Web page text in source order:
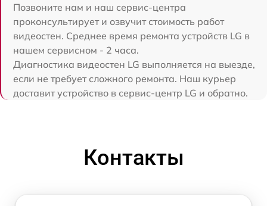
Позвоните нам и наш сервис-центра
проконсультирует и озвучит стоимость работ
видеостен. Среднее время ремонта устройств LG в
нашем сервисном - 2 часа.
Диагностика видеостен LG выполняется на выезде,
если не требует сложного ремонта. Наш курьер
доставит устройство в сервис-центр LG и обратно.
Контакты